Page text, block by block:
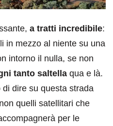
a tratti incredibile:
in mezzo al niente su una
intorno il nulla, se non
tanto saltella qua e là.
dire su questa strada
quelli satellitari che
per le